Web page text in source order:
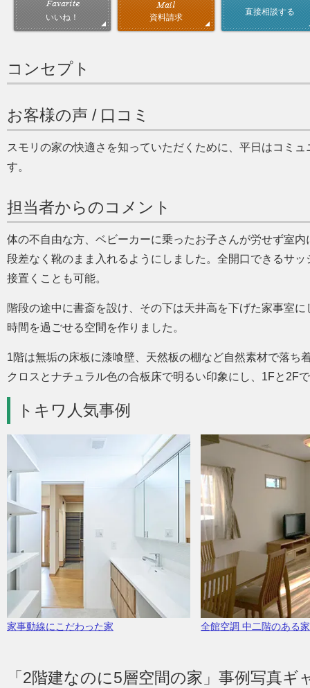
いいね！ 資料請求
直接相談する
コンセプト
お客様の声 / 口コミ
スモリの家の快適さを知っていただくために、平日はコミ
す。
担当者からのコメント
体の不自由な方、ベビーカーに乗ったお子さんが労せず室
段差なく靴のまま入れるようにしました。全開口できるサ
接置くことも可能。
階段の途中に書斎を設け、その下は天井高を下げた家事室
時間を過ごせる空間を作りました。
1階は無垢の床板に漆喰壁、天然板の棚など自然素材で落
クロスとナチュラル色の合板床で明るい印象にし、1Fと2F
トキワ人気事例
家事動線にこだわった家 全館空調 中二階のある家
「2階建なのに5層空間の家」事例写真ギ